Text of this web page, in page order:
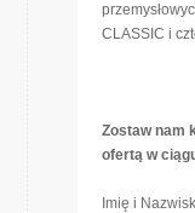
CLASSIC i
Zostaw nam
ofertą w
Imię i